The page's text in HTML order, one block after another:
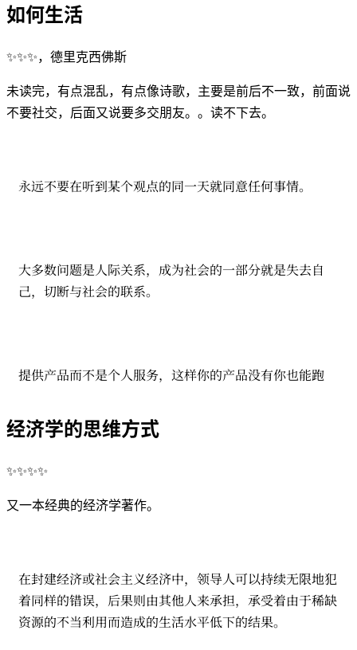
如何生活
✨✨✨，德里克西佛斯
未读完，有点混乱，有点像诗歌，主要是前后不一致，前面说
不要社交，后面又说要多交朋友。。读不下去。
永远不要在听到某个观点的同一天就同意任何事情。
大多数问题是人际关系，成为社会的一部分就是失去自
己，切断与社会的联系。
提供产品而不是个人服务，这样你的产品没有你也能跑
经济学的思维方式
✨✨✨✨
又一本经典的经济学著作。
在封建经济或社会主义经济中，领导人可以持续无限地犯
着同样的错误，后果则由其他人来承担，承受着由于稀缺
资源的不当利用而造成的生活水平低下的结果。